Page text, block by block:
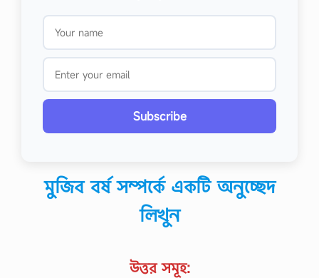
Subscribe
মুজিব বর্ষ সম্পর্কে একটি অনুচ্ছেদ
লিখুন
উত্তর সমূহ: